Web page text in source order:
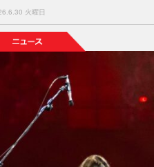
火曜日